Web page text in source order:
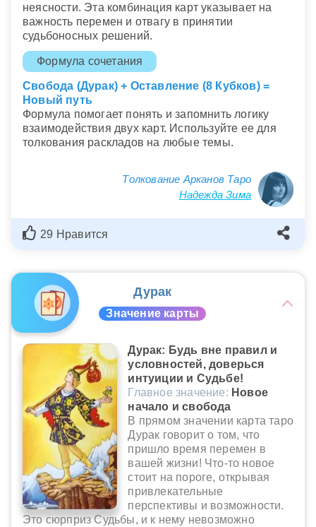
неясности. Эта комбинация карт указывает на
важность перемен и отвагу в принятии
судьбоносных решений.
Формула сочетания
Свобода (Дурак) + Оставление (8 Кубков) =
Новый путь
Формула помогает понять и запомнить логику
взаимодействия двух карт. Используйте ее для
толкования раскладов на любые темы.
Толкование Арканов Таро
Надежда Зима
29 Нравится
Дурак
Значение карты
Дурак: Будь вне правил и
условностей, доверься
интуиции и Судьбе!
Главное значение: Новое
начало и свобода
В прямом значении карта таро
Дурак говорит о том, что
пришло время перемен в
вашей жизни! Что-то новое
стоит на пороге, открывая
привлекательные
перспективы и возможности.
Это сюрприз Судьбы, и к нему невозможно